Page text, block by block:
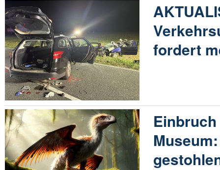
fordert